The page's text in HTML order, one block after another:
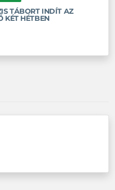
TÁBORT INDÍT AZ
KÉT HÉTBEN